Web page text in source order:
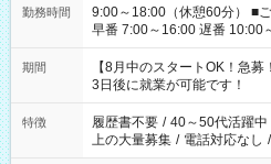
勤務時間
9:00～18:00（休憩60分） ■ご希望があれば下記シフトもOK！
早番 7:00～16:00 遅番 10:00～
と休みを合わせたい」 「余
「できれば残業はしたくな
ね。 ※Wワーク希望の方へ 今ご覧のお仕事で希望する勤務時間
と、もう1つのお仕事の勤務
合は応募できません。
期間
【8月中のスタートOK！急
3日後に就業が可能です！
特徴 履歴書不要 / 40～50代活躍中
上の大量募集 / 電話対応なし /